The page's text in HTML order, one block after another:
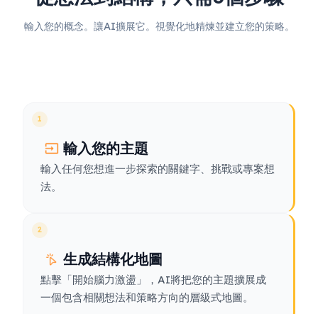
輸入您的概念。讓AI擴展它。視覺化地精煉並建立您的策略。
1
輸入您的主題
輸入任何您想進一步探索的關鍵字、挑戰或專案想
法。
2
生成結構化地圖
點擊「開始腦力激盪」，AI將把您的主題擴展成
一個包含相關想法和策略方向的層級式地圖。